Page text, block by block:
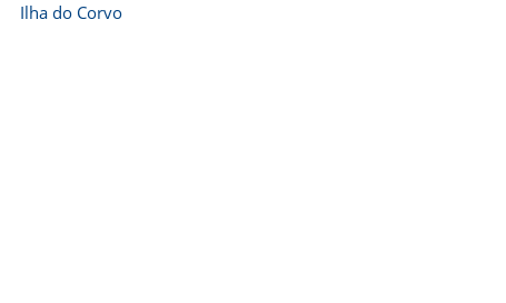
Ilha do Corvo